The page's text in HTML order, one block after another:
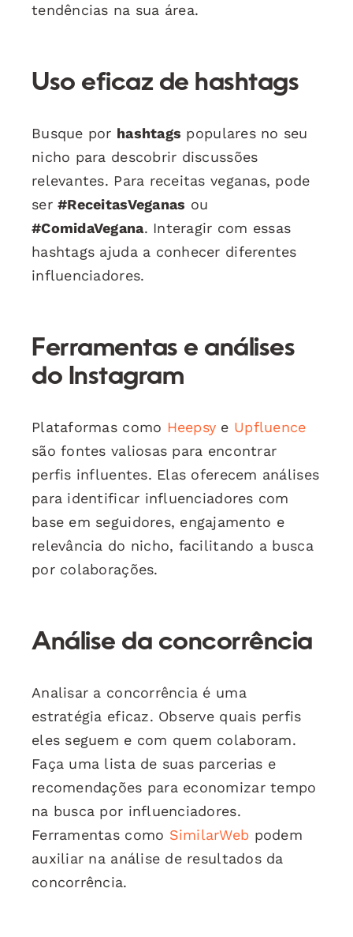
tendências na sua área.
Uso eficaz de hashtags
Busque por hashtags populares no seu
nicho para descobrir discussões
relevantes. Para receitas veganas, pode
ser#ReceitasVeganas ou
#ComidaVegana. Interagir com essas
hashtags ajuda a conhecer diferentes
influenciadores.
Ferramentas e análises
do Instagram
Plataformas como Heepsy e Upfluence
são fontes valiosas para encontrar
perfis influentes. Elas oferecem análises
para identificar influenciadores com
base em seguidores, engajamento e
relevância do nicho, facilitando a busca
por colaborações.
Análise da concorrência
Analisar a concorrência é uma
estratégia eficaz. Observe quais perfis
eles seguem e com quem colaboram.
Faça uma lista de suas parcerias e
recomendações para economizar tempo
na busca por influenciadores.
Ferramentas como SimilarWeb podem
auxiliar na análise de resultados da
concorrência.